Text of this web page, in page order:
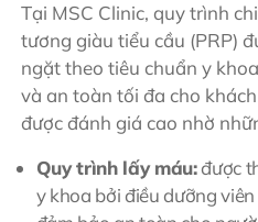
Tại MSC Clinic, quy trình
tương giàu tiểu cầu (PRP)
ngặt theo tiêu chuẩn y
và an toàn tối đa cho
được đánh giá cao nhờ
Quy trình lấy máu:được
y khoa bởi điều dưỡng